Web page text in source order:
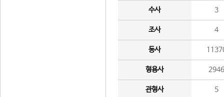
수사 3
조사 4
동사
형용사 2946
관형사 5